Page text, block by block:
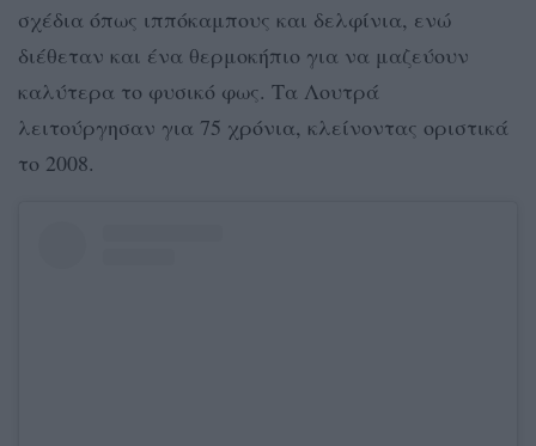
σχέδια όπως ιππόκαμπους και δελφίνια, ενώ
διέθεταν και ένα θερμοκήπιο για να μαζεύουν
καλύτερα το φυσικό φως. Τα Λουτρά
λειτούργησαν για 75 χρόνια, κλείνοντας οριστικά
το 2008.